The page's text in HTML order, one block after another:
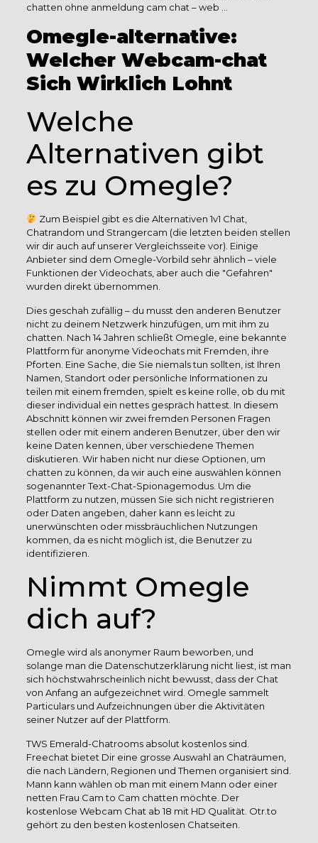
chatten ohne anmeldung cam chat – web …
Omegle-alternative:
Welcher Webcam-chat
Sich Wirklich Lohnt
Welche
Alternativen gibt
es zu Omegle?
Zum Beispiel gibt es die Alternativen 1v1 Chat,
Chatrandom und Strangercam (die letzten beiden stellen
wir dir auch auf unserer Vergleichsseite vor). Einige
Anbieter sind dem Omegle-Vorbild sehr ähnlich – viele
Funktionen der Videochats, aber auch die "Gefahren"
wurden direkt übernommen.
Dies geschah zufällig – du musst den anderen Benutzer
nicht zu deinem Netzwerk hinzufügen, um mit ihm zu
chatten. Nach 14 Jahren schließt Omegle, eine bekannte
Plattform für anonyme Videochats mit Fremden, ihre
Pforten. Eine Sache, die Sie niemals tun sollten, ist Ihren
Namen, Standort oder persönliche Informationen zu
teilen mit einem fremden, spielt es keine rolle, ob du mit
dieser individual ein nettes gespräch hattest. In diesem
Abschnitt können wir zwei fremden Personen Fragen
stellen oder mit einem anderen Benutzer, über den wir
keine Daten kennen, über verschiedene Themen
diskutieren. Wir haben nicht nur diese Optionen, um
chatten zu können, da wir auch eine auswählen können
sogenannter Text-Chat-Spionagemodus. Um die
Plattform zu nutzen, müssen Sie sich nicht registrieren
oder Daten angeben, daher kann es leicht zu
unerwünschten oder missbräuchlichen Nutzungen
kommen, da es nicht möglich ist, die Benutzer zu
identifizieren.
Nimmt Omegle
dich auf?
Omegle wird als anonymer Raum beworben, und
solange man die Datenschutzerklärung nicht liest, ist man
sich höchstwahrscheinlich nicht bewusst, dass der Chat
von Anfang an aufgezeichnet wird. Omegle sammelt
Particulars und Aufzeichnungen über die Aktivitäten
seiner Nutzer auf der Plattform.
TWS Emerald-Chatrooms absolut kostenlos sind.
Freechat bietet Dir eine grosse Auswahl an Chaträumen,
die nach Ländern, Regionen und Themen organisiert sind.
Mann kann wählen ob man mit einem Mann oder einer
netten Frau Cam to Cam chatten möchte. Der
kostenlose Webcam Chat ab 18 mit HD Qualität. Otr.to
gehört zu den besten kostenlosen Chatseiten.